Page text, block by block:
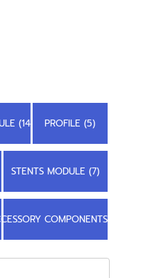
(14) PROFILE (5)
STENTS MODULE (7)
COMPONENTS (2)